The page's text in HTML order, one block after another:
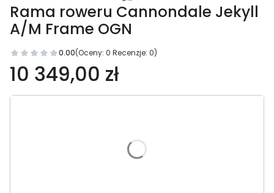
Rama roweru Cannondale Jekyll
A/M Frame OGN
0.00(Oceny: 0 Recenzje: 0)
10 349,00 zł